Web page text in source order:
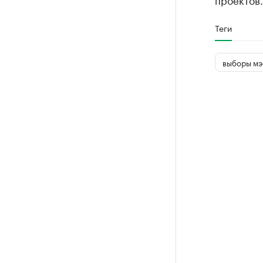
Теги
выборы